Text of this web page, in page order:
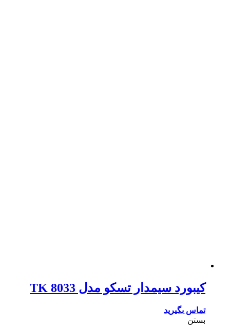
کیبورد سیمدار تسکو مدل TK 8033
تماس بگیرید
بستن